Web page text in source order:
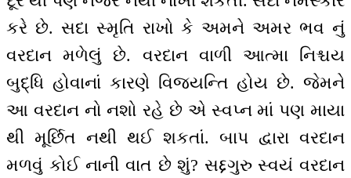
કરે છે. સદા સ્મૃતિ રાખો કે અમને અમર ભવ નું
વરદાન મળેલું છે. વરદાન વાળી આત્મા નિશ્ચય
બુદ્ધિ હોવાનાં કારણે વિજયન્તિ હોય છે. જેમને
આ વરદાન નો નશો રહે છે એ સ્વપ્ન માં પણ માયા
થી મૂર્છિત નથી થઈ શકતાં. બાપ દ્વારા વરદાન
મળવું કોઈ નાની વાત છે શું? સદ્દગુરુ સ્વયં વરદાન